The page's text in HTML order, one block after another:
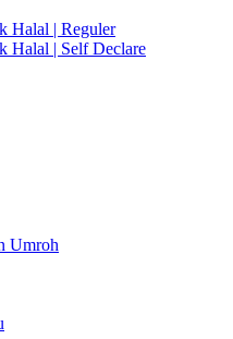
Halal | Reguler
Halal | Self Declare
Umroh